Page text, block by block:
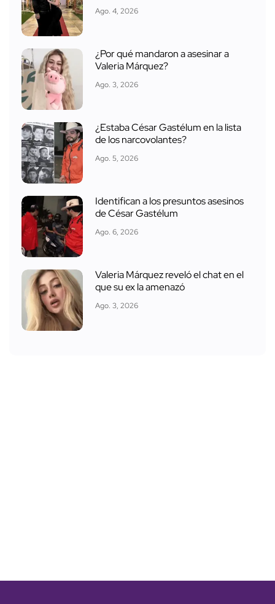
Ago. 4, 2026
¿Por qué mandaron a asesinar a
Valeria Márquez?
Ago. 3, 2026
¿Estaba César Gastélum en la lista
de los narcovolantes?
Ago. 5, 2026
Identifican a los presuntos asesinos
de César Gastélum
Ago. 6, 2026
Valeria Márquez reveló el chat en el
que su ex la amenazó
Ago. 3, 2026